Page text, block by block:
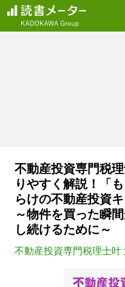
不動産投資専門税
りやすく解説！「
らけの不動産投資
～物件を買った瞬
し続けるために～
不動産投資専門税理士叶